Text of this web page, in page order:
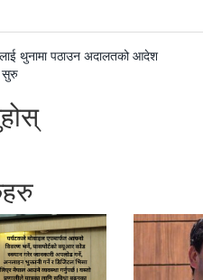
थुनामा पठाउन अदालतको आदेश
सुरु